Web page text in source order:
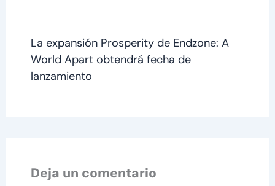
La expansión Prosperity de Endzone: A
World Apart obtendrá fecha de
lanzamiento
Deja un comentario